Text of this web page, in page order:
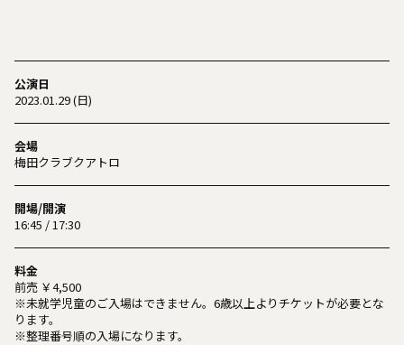
公演日
2023.01.29 (日)
会場
梅田クラブクアトロ
開場/開演
16:45 / 17:30
料金
前売 ￥4,500
※未就学児童のご入場はできません。6歳以上よりチケットが必要とな
ります。
※整理番号順の入場になります。